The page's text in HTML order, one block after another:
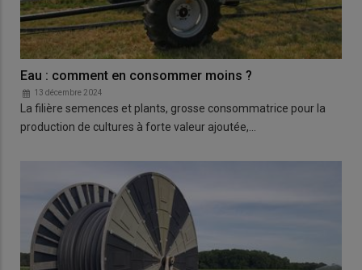
Eau : comment en consommer moins ?
13 décembre 2024
La filière semences et plants, grosse consommatrice pour la
production de cultures à forte valeur ajoutée,…